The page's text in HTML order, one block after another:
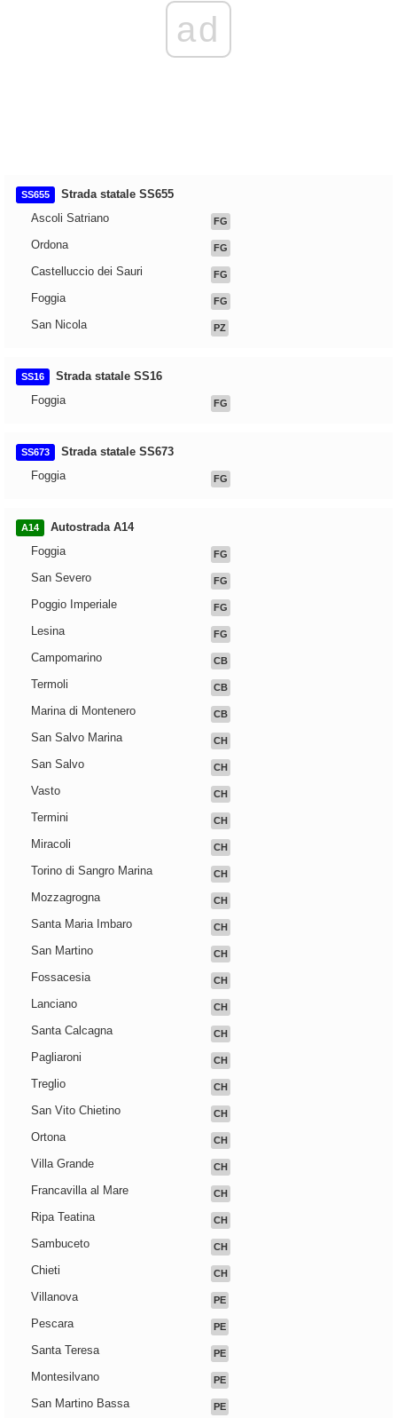
ad
SS655
Strada statale SS655
Ascoli Satriano
FG
Ordona FG
Castelluccio dei Sauri FG
Foggia FG
San Nicola PZ
SS16
Strada statale SS16
Foggia
FG
SS673
Strada statale SS673
Foggia
FG
A14
Autostrada A14
Foggia
FG
San Severo FG
Poggio Imperiale FG
Lesina FG
Campomarino CB
Termoli CB
Marina di Montenero CB
San Salvo Marina CH
San Salvo CH
Vasto CH
Termini CH
Miracoli CH
Torino di Sangro Marina CH
Mozzagrogna CH
Santa Maria Imbaro CH
San Martino CH
Fossacesia CH
Lanciano CH
Santa Calcagna CH
Pagliaroni CH
Treglio CH
San Vito Chietino CH
Ortona CH
Villa Grande CH
Francavilla al Mare CH
Ripa Teatina CH
Sambuceto CH
Chieti CH
Villanova PE
Pescara PE
Santa Teresa PE
Montesilvano PE
San Martino Bassa PE